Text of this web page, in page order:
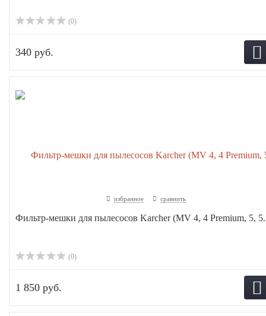
(0)
340 руб.
избранное сравнить
Фильтр-мешки для пылесосов Karcher (MV 4, 4 Premium, 5,
(0)
1 850 руб.